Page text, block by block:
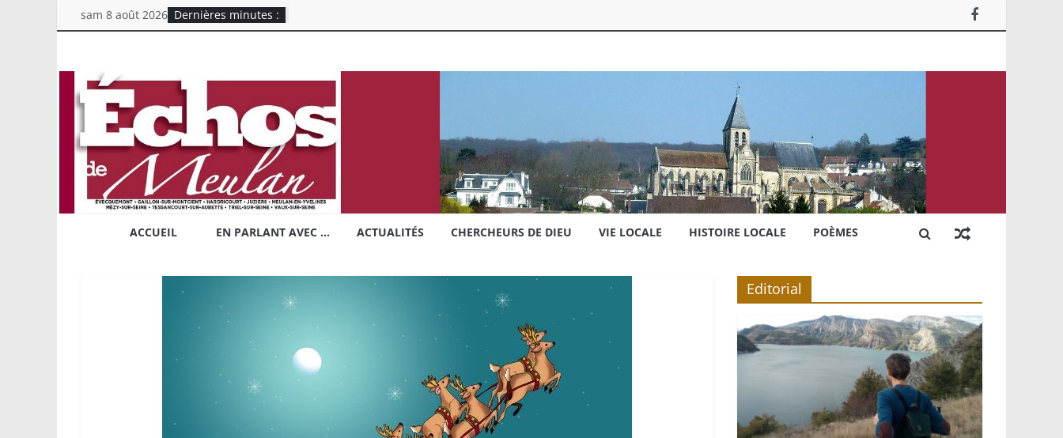
to
sam 8 août 2026 Dernières minutes :
Echos
de
Meulan
Mensuel
chrétien
d'information
ACCUEIL EN PARLANT AVEC … ACTUALITÉS CHERCHEURS DE DIEU VIE LOCALE HISTOIRE LOCALE POÈMES
Editorial